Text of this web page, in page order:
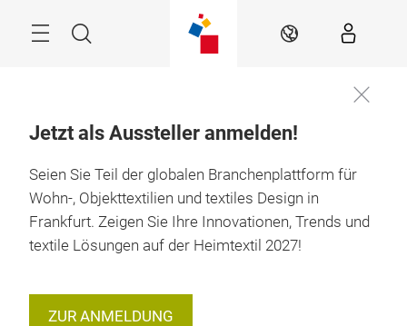
Suche DE
Jetzt als Aussteller anmelden!
Seien Sie Teil der globalen Branchenplattform für
Wohn-, Objekttextilien und textiles Design in
Frankfurt. Zeigen Sie Ihre Innovationen, Trends und
textile Lösungen auf der Heimtextil 2027!
ZUR ANMELDUNG